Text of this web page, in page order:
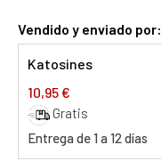
Vendido y enviado por:
Katosines
10,95 €
Gratis
Entrega de 1 a 12 días